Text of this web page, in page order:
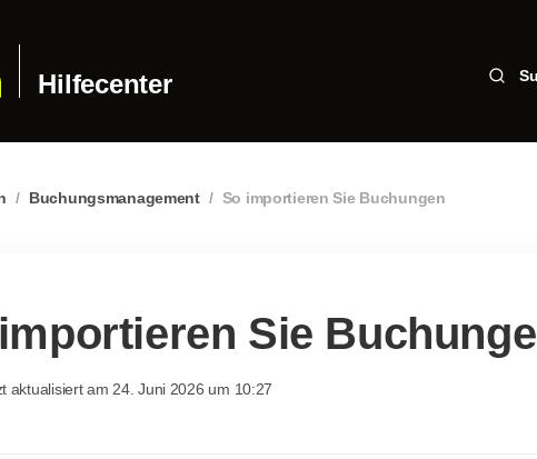
Hilfecenter
/ Buchungsmanagement / So importieren Sie Buchungen
Sie
aktualisiert am 24. Juni 2026 um 10:27